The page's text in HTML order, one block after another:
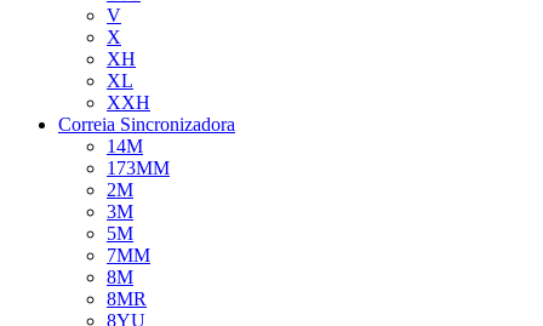
V
X
XH
XL
XXH
Correia Sincronizadora
14M
173MM
2M
3M
5M
7MM
8M
8MR
8YU